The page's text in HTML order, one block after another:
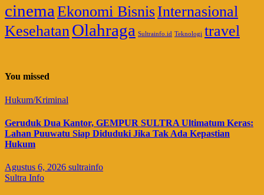
cinema Ekonomi BisnisInternasional
KesehatanOlahraga Sultrainfo.id Teknologi travel
You missed
Hukum/Kriminal
Geruduk Dua Kantor, GEMPUR SULTRA Ultimatum Keras:
Lahan Puuwatu Siap Diduduki Jika Tak Ada Kepastian
Hukum
Agustus 6, 2026 sultrainfo
Sultra Info